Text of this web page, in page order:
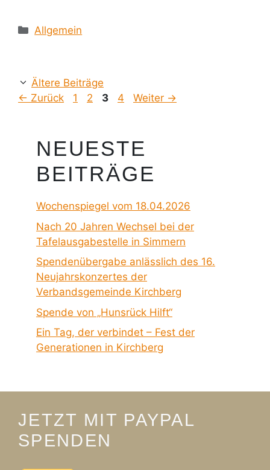
Kategorien
Allgemein
Ältere Beiträge
← Zurück Seite
1 Seite
2 Seite
3 Seite
4 Weiter →
NEUESTE
BEITRÄGE
Wochenspiegel vom 18.04.2026
Nach 20 Jahren Wechsel bei der
Tafelausgabestelle in Simmern
Spendenübergabe anlässlich des 16.
Neujahrskonzertes der
Verbandsgemeinde Kirchberg
Spende von „Hunsrück Hilft“
Ein Tag, der verbindet – Fest der
Generationen in Kirchberg
JETZT MIT PAYPAL
SPENDEN